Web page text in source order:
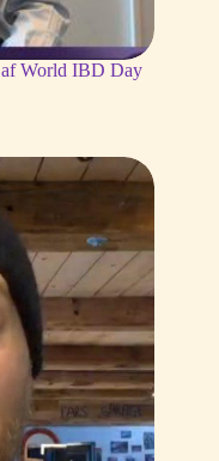
World IBD Day